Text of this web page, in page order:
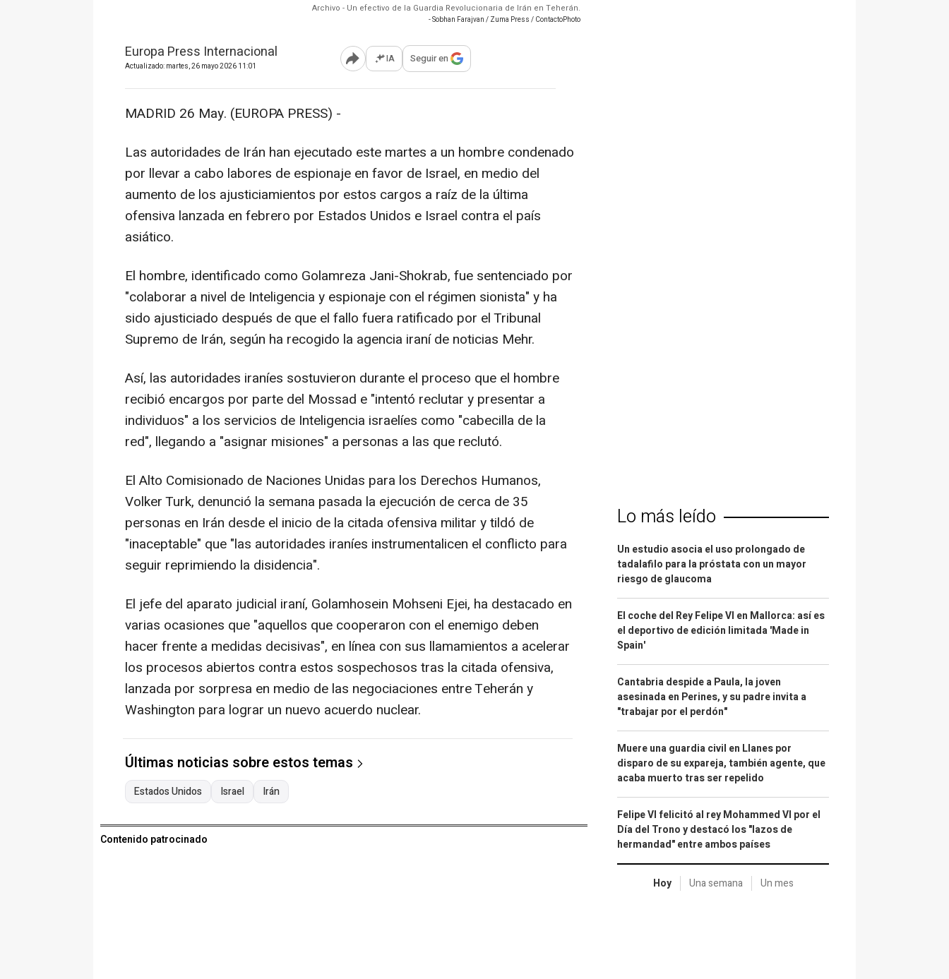
Archivo - Un efectivo de la Guardia Revolucionaria de Irán en Teherán.
- Sobhan Farajvan / Zuma Press / ContactoPhoto
Europa Press Internacional
Actualizado: martes, 26 mayo 2026 11:01 Abrir opciones para compartir
IA Seguir en
MADRID 26 May. (EUROPA PRESS) -
Las autoridades de Irán han ejecutado este martes a un hombre condenado
por llevar a cabo labores de espionaje en favor de Israel, en medio del
aumento de los ajusticiamientos por estos cargos a raíz de la última
ofensiva lanzada en febrero por Estados Unidos e Israel contra el país
asiático.
El hombre, identificado como Golamreza Jani-Shokrab, fue sentenciado por
"colaborar a nivel de Inteligencia y espionaje con el régimen sionista" y ha
sido ajusticiado después de que el fallo fuera ratificado por el Tribunal
Supremo de Irán, según ha recogido la agencia iraní de noticias Mehr.
Así, las autoridades iraníes sostuvieron durante el proceso que el hombre
recibió encargos por parte del Mossad e "intentó reclutar y presentar a
individuos" a los servicios de Inteligencia israelíes como "cabecilla de la
red", llegando a "asignar misiones" a personas a las que reclutó.
El Alto Comisionado de Naciones Unidas para los Derechos Humanos,
Volker Turk, denunció la semana pasada la ejecución de cerca de 35
personas en Irán desde el inicio de la citada ofensiva militar y tildó de
"inaceptable" que "las autoridades iraníes instrumentalicen el conflicto para
seguir reprimiendo la disidencia".
El jefe del aparato judicial iraní, Golamhosein Mohseni Ejei, ha destacado en
varias ocasiones que "aquellos que cooperaron con el enemigo deben
hacer frente a medidas decisivas", en línea con sus llamamientos a acelerar
los procesos abiertos contra estos sospechosos tras la citada ofensiva,
lanzada por sorpresa en medio de las negociaciones entre Teherán y
Washington para lograr un nuevo acuerdo nuclear.
Últimas noticias sobre estos temas
Estados Unidos Israel Irán
Contenido patrocinado
Lo más leído
Un estudio asocia el uso prolongado de
tadalafilo para la próstata con un mayor
riesgo de glaucoma
El coche del Rey Felipe VI en Mallorca: así es
el deportivo de edición limitada 'Made in
Spain'
Cantabria despide a Paula, la joven
asesinada en Perines, y su padre invita a
"trabajar por el perdón"
Muere una guardia civil en Llanes por
disparo de su expareja, también agente, que
acaba muerto tras ser repelido
Felipe VI felicitó al rey Mohammed VI por el
Día del Trono y destacó los "lazos de
hermandad" entre ambos países
Hoy Una semana Un mes